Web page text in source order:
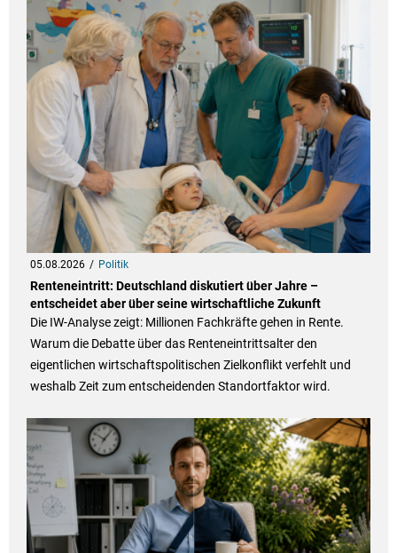
05.08.2026 Politik
Renteneintritt: Deutschland diskutiert über Jahre –
entscheidet aber über seine wirtschaftliche Zukunft
Die IW-Analyse zeigt: Millionen Fachkräfte gehen in Rente.
Warum die Debatte über das Renteneintrittsalter den
eigentlichen wirtschaftspolitischen Zielkonflikt verfehlt und
weshalb Zeit zum entscheidenden Standortfaktor wird.